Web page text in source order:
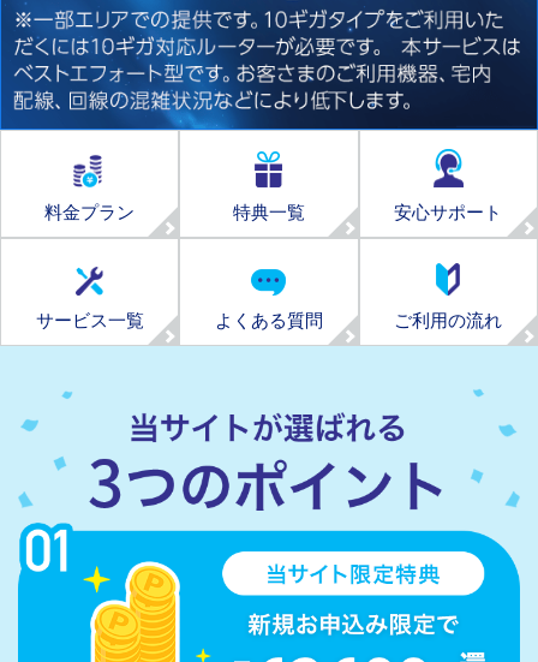
料金プラン 特典一覧 安心サポート
サービス一覧 よくある質問 ご利用の流れ